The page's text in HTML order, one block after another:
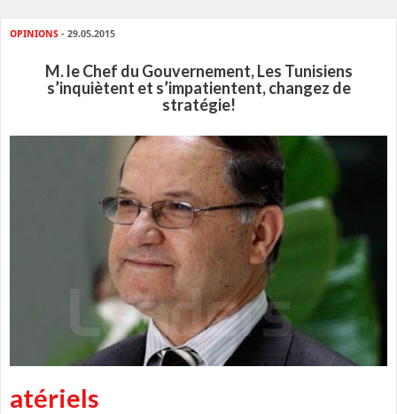
OPINIONS - 29.05.2015
M. le Chef du Gouvernement, Les Tunisiens
s’inquiètent et s’impatientent, changez de
stratégie!
atériels